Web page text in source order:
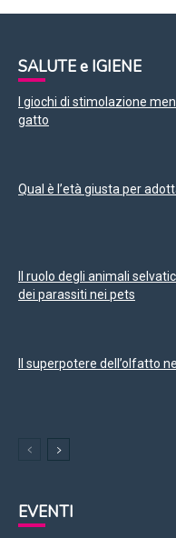
SALUTE e IGIENE
I giochi di stimolazione
gatto
Qual è l’età giusta per
Il ruolo degli animali
dei parassiti nei pets
Il superpotere dell’olfatto
EVENTI